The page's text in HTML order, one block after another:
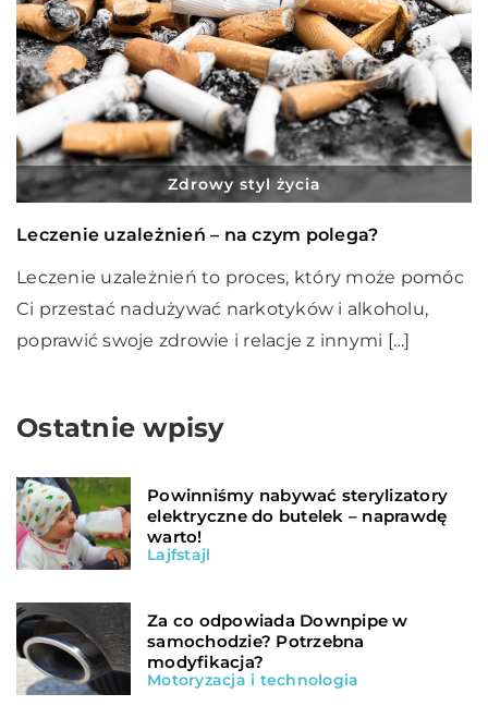
Zdrowy styl życia
Leczenie uzależnień – na czym polega?
Leczenie uzależnień to proces, który może pomóc
Ci przestać nadużywać narkotyków i alkoholu,
poprawić swoje zdrowie i relacje z innymi […]
Ostatnie wpisy
Powinniśmy nabywać sterylizatory
elektryczne do butelek – naprawdę
warto!
Lajfstajl
Za co odpowiada Downpipe w
samochodzie? Potrzebna
modyfikacja?
Motoryzacja i technologia